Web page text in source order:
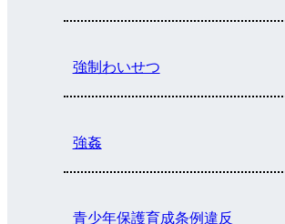
強制わいせつ
強姦
青少年保護育成条例違反